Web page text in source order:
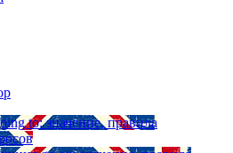
to: значение, правила